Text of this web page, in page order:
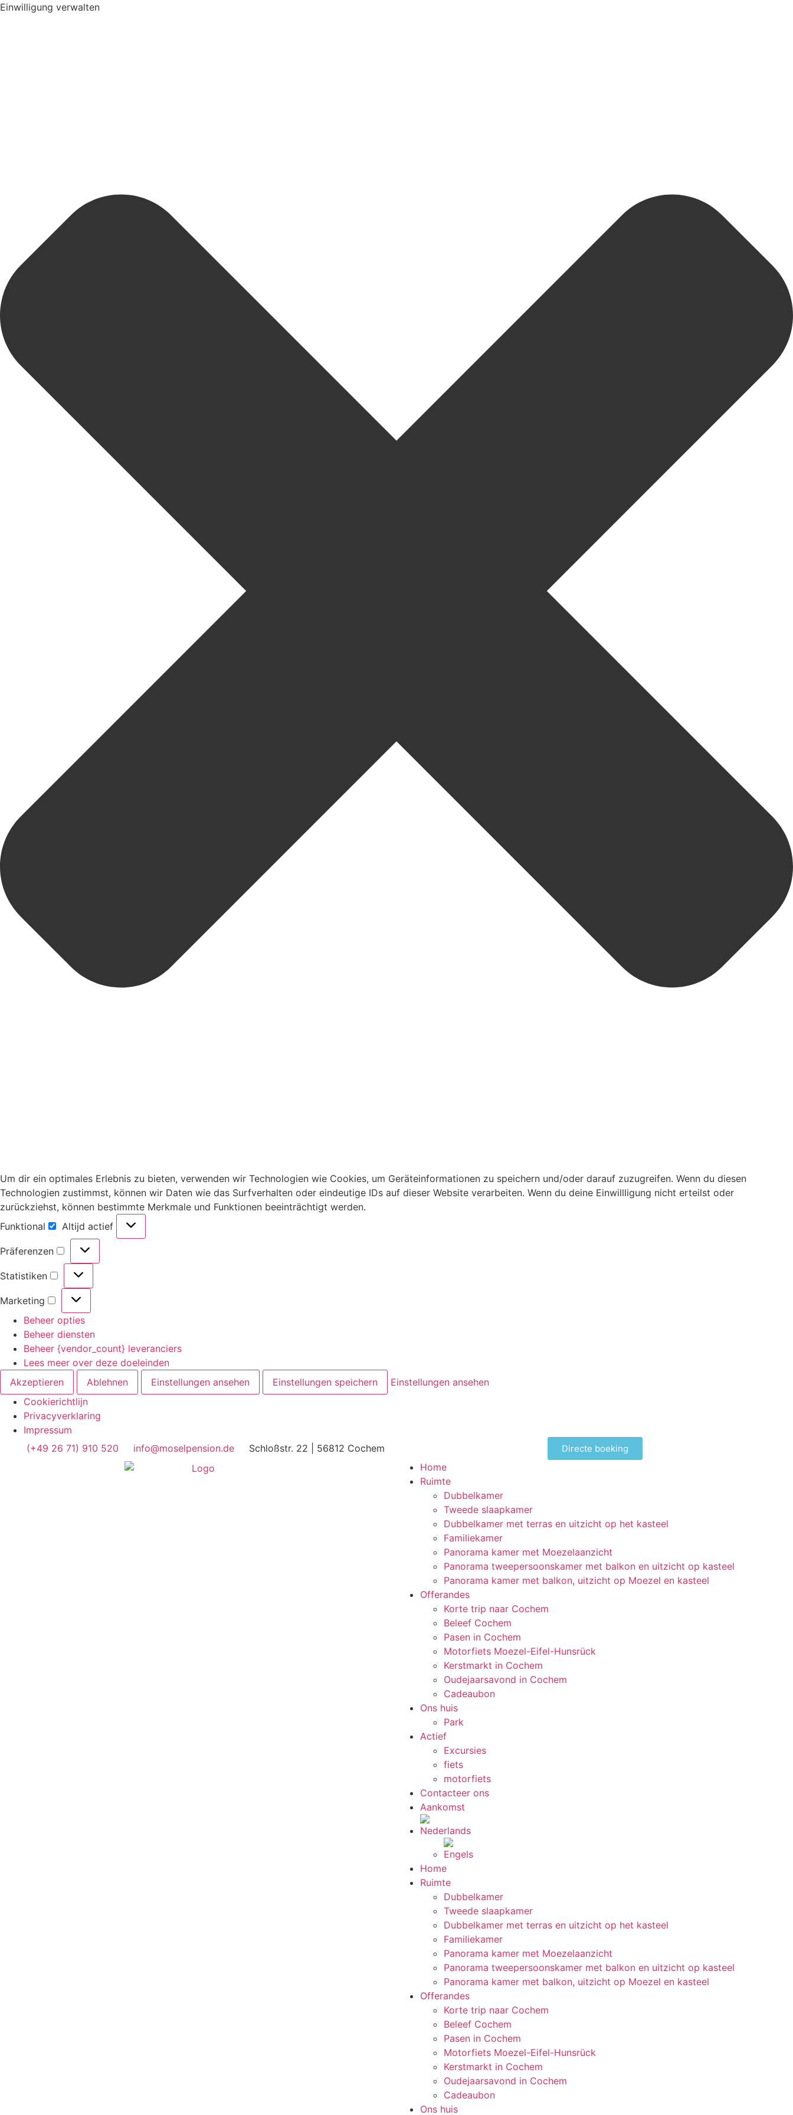
Einwilligung verwalten
Um dir ein optimales Erlebnis zu bieten, verwenden wir Technologien wie Cookies, um Geräteinformationen zu speichern und/oder darauf zuzugreifen. Wenn du diesen
Technologien zustimmst, können wir Daten wie das Surfverhalten oder eindeutige IDs auf dieser Website verarbeiten. Wenn du deine Einwillligung nicht erteilst oder
zurückziehst, können bestimmte Merkmale und Funktionen beeinträchtigt werden.
Funktional
Altijd actief
Präferenzen
Statistiken
Marketing
Beheer opties
Beheer diensten
Beheer {vendor_count} leveranciers
Lees meer over deze doeleinden
Akzeptieren
Ablehnen Einstellungen ansehen Einstellungen speichern
Einstellungen ansehen
Cookierichtlijn
Privacyverklaring
Impressum
(+49 26 71) 910 520
info@moselpension.de Schloßstr. 22 | 56812 Cochem Directe boeking
Home
Ruimte
Dubbelkamer
Tweede slaapkamer
Dubbelkamer met terras en uitzicht op het kasteel
Familiekamer
Panorama kamer met Moezelaanzicht
Panorama tweepersoonskamer met balkon en uitzicht op kasteel
Panorama kamer met balkon, uitzicht op Moezel en kasteel
Offerandes
Korte trip naar Cochem
Beleef Cochem
Pasen in Cochem
Motorfiets Moezel-Eifel-Hunsrück
Kerstmarkt in Cochem
Oudejaarsavond in Cochem
Cadeaubon
Ons huis
Park
Actief
Excursies
fiets
motorfiets
Contacteer ons
Aankomst
Home
Ruimte
Dubbelkamer
Tweede slaapkamer
Dubbelkamer met terras en uitzicht op het kasteel
Familiekamer
Panorama kamer met Moezelaanzicht
Panorama tweepersoonskamer met balkon en uitzicht op kasteel
Panorama kamer met balkon, uitzicht op Moezel en kasteel
Offerandes
Korte trip naar Cochem
Beleef Cochem
Pasen in Cochem
Motorfiets Moezel-Eifel-Hunsrück
Kerstmarkt in Cochem
Oudejaarsavond in Cochem
Cadeaubon
Ons huis